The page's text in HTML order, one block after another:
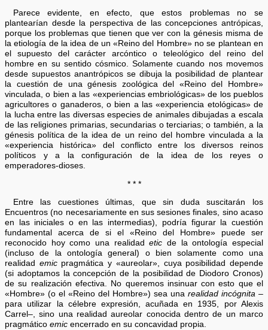
Parece evidente, en efecto, que estos problemas no se
plantearían desde la perspectiva de las concepciones antrópicas,
porque los problemas que tienen que ver con la génesis misma de
la etiología de la idea de un «Reino del Hombre» no se plantean en
el supuesto del carácter arcóntico o teleológico del reino del
hombre en su sentido cósmico. Solamente cuando nos movemos
desde supuestos anantrópicos se dibuja la posibilidad de plantear
la cuestión de una génesis zoológica del «Reino del Hombre»
vinculada, o bien a las «experiencias embriológicas» de los pueblos
agricultores o ganaderos, o bien a las «experiencia etológicas» de
la lucha entre las diversas especies de animales dibujadas a escala
de las religiones primarias, secundarias o terciarias; o también, a la
génesis política de la idea de un reino del hombre vinculada a la
«experiencia histórica» del conflicto entre los diversos reinos
políticos y a la configuración de la idea de los reyes o
emperadores-dioses.
* * *
Entre las cuestiones últimas, que sin duda suscitarán los
Encuentros (no necesariamente en sus sesiones finales, sino acaso
en las iniciales o en las intermedias), podría figurar la cuestión
fundamental acerca de si el «Reino del Hombre» puede ser
reconocido hoy como una realidadetic de la ontología especial
(incluso de la ontología general) o bien solamente como una
realidad emicpragmática y «aureolar», cuya posibilidad depende
(si adoptamos la concepción de la posibilidad de Diodoro Cronos)
de su realización efectiva. No queremos insinuar con esto que el
«Hombre» (o el «Reino del Hombre») sea una realidad incógnita–
para utilizar la célebre expresión, acuñada en 1935, por Alexis
Carrel–, sino una realidad aureolar conocida dentro de un marco
pragmáticoemic encerrado en su concavidad propia.